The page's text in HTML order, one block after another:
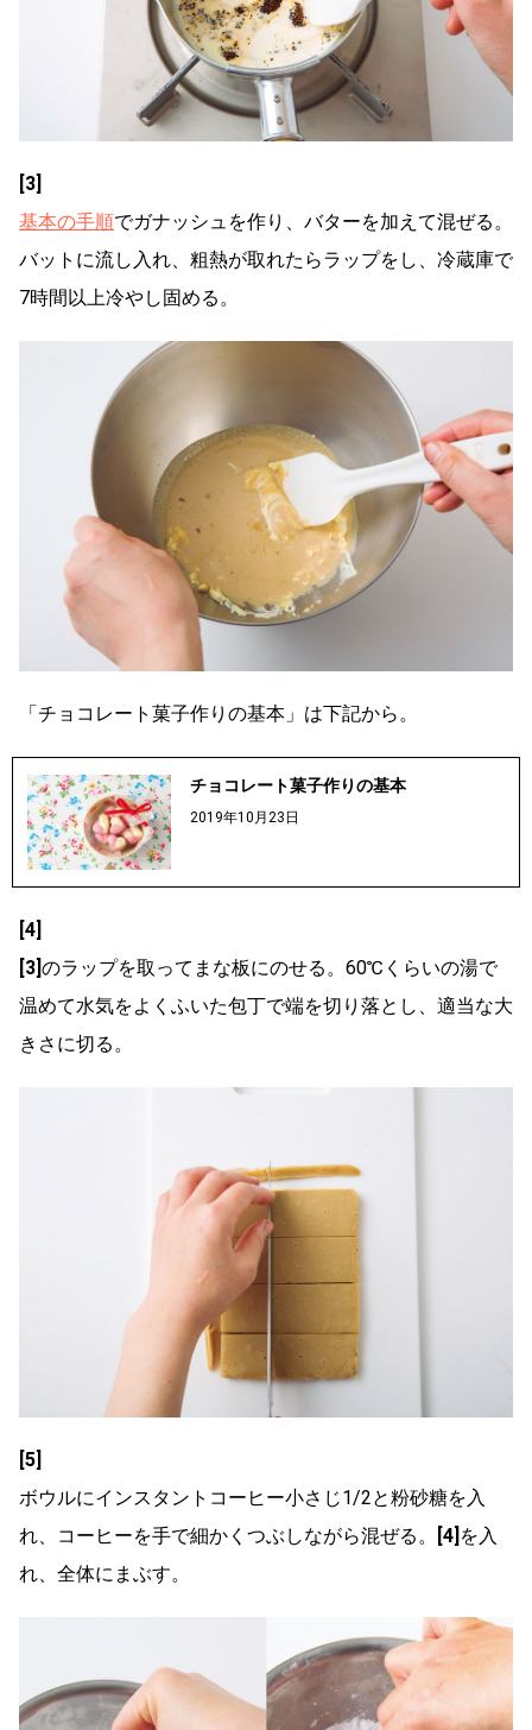
[3]
基本の手順でガナッシュを作り、バターを加えて混ぜる。
バットに流し入れ、粗熱が取れたらラップをし、冷蔵庫で
7時間以上冷やし固める。
「チョコレート菓子作りの基本」は下記から。
チョコレート菓子作りの基本
2019年10月23日
[4]
[3] のラップを取ってまな板にのせる。60℃くらいの湯で
温めて水気をよくふいた包丁で端を切り落とし、適当な大
きさに切る。
[5]
ボウルにインスタントコーヒー小さじ1/2と粉砂糖を入
れ、コーヒーを手で細かくつぶしながら混ぜる。
[4] を入
れ、全体にまぶす。